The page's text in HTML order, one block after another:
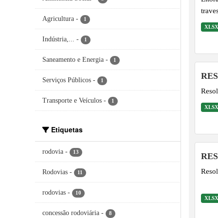
Agricultura - 1
Indústria,... - 1
Saneamento e Energia - 1
Serviços Públicos - 1
Transporte e Veículos - 1
Etiquetas
rodovia - 13
Rodovias - 11
rodovias - 10
concessão rodoviária - 8
aos
XLSX
XLSX
XLSX